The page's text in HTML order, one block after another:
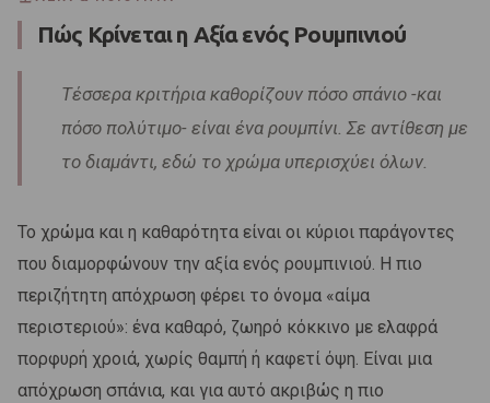
Πώς Κρίνεται η Αξία ενός Ρουμπινιού
Τέσσερα κριτήρια καθορίζουν πόσο σπάνιο -και
πόσο πολύτιμο- είναι ένα ρουμπίνι. Σε αντίθεση με
το διαμάντι, εδώ το χρώμα υπερισχύει όλων.
Το χρώμα και η καθαρότητα είναι οι κύριοι παράγοντες
που διαμορφώνουν την αξία ενός ρουμπινιού. Η πιο
περιζήτητη απόχρωση φέρει το όνομα «αίμα
περιστεριού»: ένα καθαρό, ζωηρό κόκκινο με ελαφρά
πορφυρή χροιά, χωρίς θαμπή ή καφετί όψη. Είναι μια
απόχρωση σπάνια, και για αυτό ακριβώς η πιο